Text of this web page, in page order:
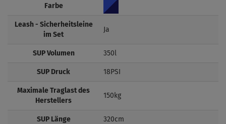
Farbe
Leash - Sicherheitsleine
im Set
Ja
SUP Volumen 350l
SUP Druck 18PSI
Maximale Traglast des
Herstellers
150kg
SUP Länge 320cm